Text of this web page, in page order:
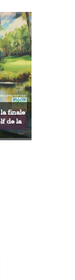
finale
de la